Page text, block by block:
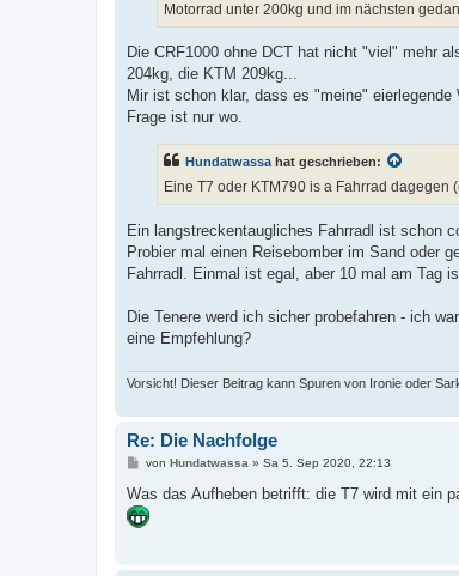
Motorrad unter 200kg und im nächsten
Die CRF1000 ohne DCT hat nicht "viel" mehr
204kg, die KTM 209kg...
Mir ist schon klar, dass es "meine"
Frage ist nur wo.
Hundatwassa hat geschrieben:
Eine T7 oder KTM790 is a Fahrrad dagegen
Ein langstreckentaugliches Fahrradl ist schon
Probier mal einen Reisebomber im Sand oder
Fahrradl. Einmal ist egal, aber 10 mal am Tag
Die Tenere werd ich sicher probefahren - ich
eine Empfehlung?
Vorsicht! Dieser Beitrag kann Spuren von Ironie oder
Re: Die Nachfolge
B
i
t
r
von Hundatwassa» Sa 5. Sep 2020, 22:13
Was das Aufheben betrifft: die T7 wird mit ein